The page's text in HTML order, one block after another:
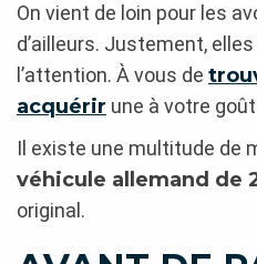
On vient de loin pour les
d’ailleurs. Justement,
l’attention. À vous de
acquérir une à votre goût
Il existe une multitude de
véhicule allemand de
original.